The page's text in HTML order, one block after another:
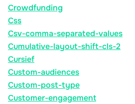
Crowdfunding
Css
Csv-comma-separated-values
Cumulative-layout-shift-cls-2
Cursief
Custom-audiences
Custom-post-type
Customer-engagement